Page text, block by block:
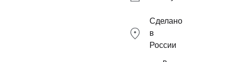
Сделано
в
России